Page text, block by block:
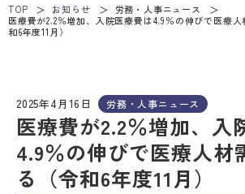
TOP お知らせ
労務・人事ニュース
医療費が2.2％増加、入院医療費は4.9％の伸びで医療
和6年度11月）
2025年4月16日 労務・人事ニュース
医療費が2.2％増加、入
4.9％の伸びで医療人材
る（令和6年度11月）